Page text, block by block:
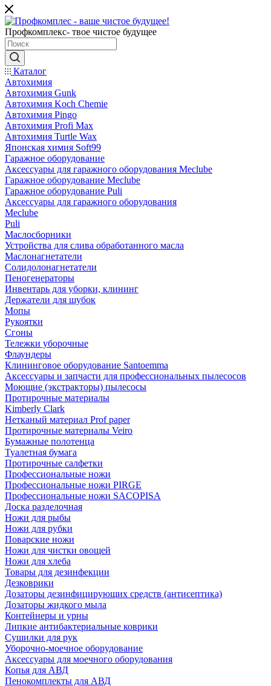
Профкомплекс- твое чистое будущее
Каталог
Автохимия
Автохимия Gunk
Автохимия Koch Chemie
Автохимия Pingo
Автохимия Profi Max
Автохимия Turtle Wax
Японская химия Soft99
Гаражное оборудование
Аксессуары для гаражного оборудования Meclube
Гаражное оборудование Meclube
Гаражное оборудование Puli
Аксессуары для гаражного оборудования
Meclube
Puli
Маслосборники
Устройства для слива обработанного масла
Маслонагнетатели
Солидолонагнетатели
Пеногенераторы
Инвентарь для уборки, клининг
Держатели для шубок
Мопы
Рукоятки
Сгоны
Тележки уборочные
Флаундеры
Клининговое оборудование Santoemma
Аксессуары и запчасти для профессиональных пылесосов
Моющие (экстракторы) пылесосы
Протирочные материалы
Kimberly Clark
Нетканый материал Prof paper
Протирочные материалы Veiro
Бумажные полотенца
Туалетная бумага
Протирочные салфетки
Профессиональные ножи
Профессиональные ножи PIRGE
Профессиональные ножи SACOPISA
Доска разделочная
Ножи для рыбы
Ножи для рубки
Поварские ножи
Ножи для чистки овощей
Ножи для хлеба
Товары для дезинфекции
Дезковрики
Дозаторы дезинфицирующих средств (антисептика)
Дозаторы жидкого мыла
Контейнеры и урны
Липкие антибактериальные коврики
Сушилки для рук
Уборочно-моечное оборудование
Аксессуары для моечного оборудования
Копья для АВД
Пенокомплекты для АВД